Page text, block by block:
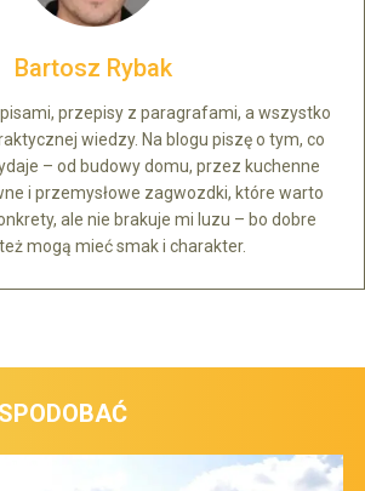
Bartosz Rybak
przepisy z paragrafami, a wszystko
wiedzy. Na blogu piszę o tym, co
– od budowy domu, przez kuchenne
i przemysłowe zagwozdki, które warto
ale nie brakuje mi luzu – bo dobre
mogą mieć smak i charakter.